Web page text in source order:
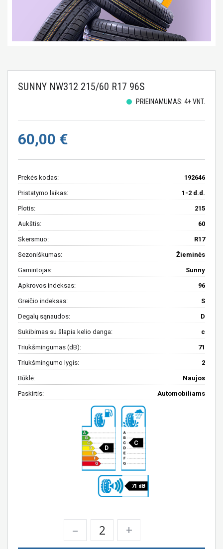
SUNNY NW312 215/60 R17 96S
PRIEINAMUMAS: 4+ VNT.
60,00 €
Prekės kodas: 192646
Pristatymo laikas: 1-2 d.d.
Plotis: 215
Aukštis: 60
Skersmuo: R17
Sezoniškumas: Žieminės
Gamintojas: Sunny
Apkrovos indeksas: 96
Greičio indeksas: S
Degalų sąnaudos: D
Sukibimas su šlapia kelio danga: c
Triukšmingumas (dB): 71
Triukšmingumo lygis: 2
Būklė: Naujos
Paskirtis: Automobiliams
D
C
71 dB
– +